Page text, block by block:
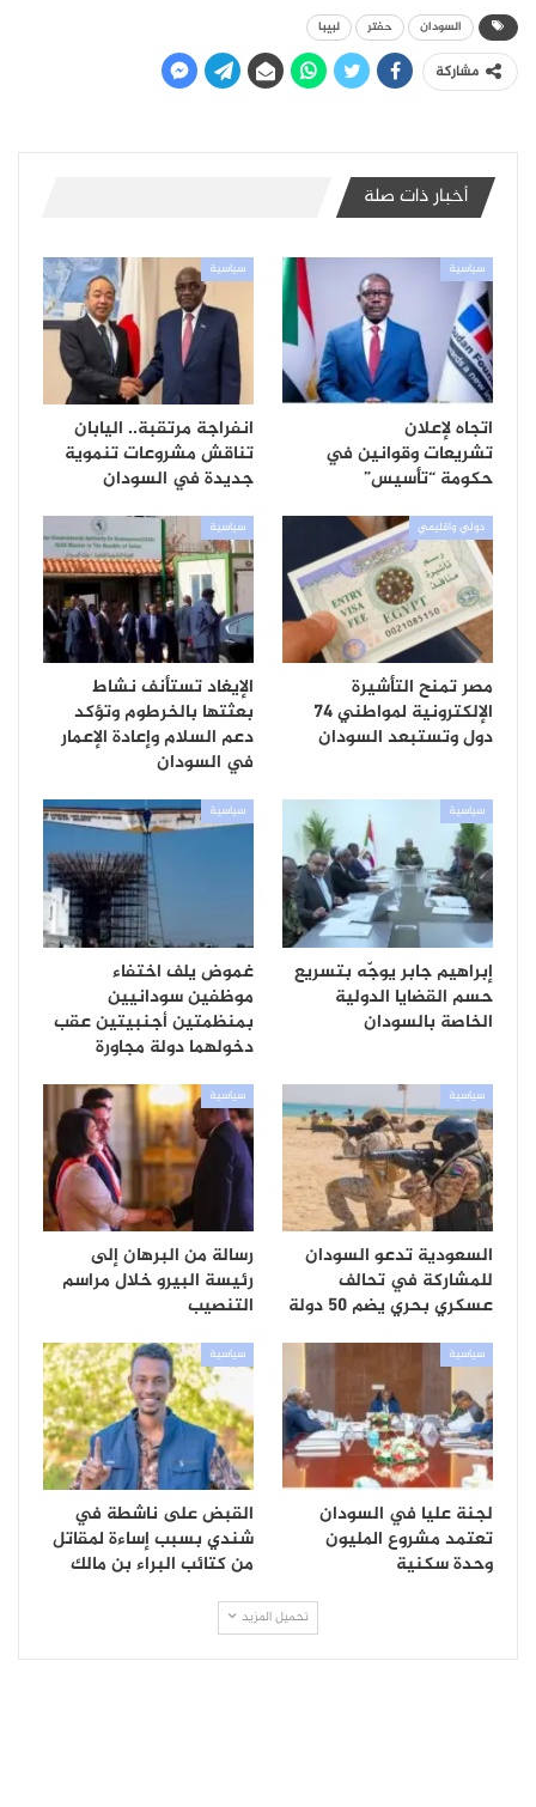
السودان حفتر لبيبا
مشاركة
أخبار ذات صلة
سياسية
اتجاه لإعلان
تشريعات وقوانين في
حكومة “تأسيس”
سياسية
انفراجة مرتقبة.. اليابان
تناقش مشروعات تنموية
جديدة في السودان
دولي واقليمي
مصر تمنح التأشيرة
الإلكترونية لمواطني 74
دول وتستبعد السودان
سياسية
الإيغاد تستأنف نشاط
بعثتها بالخرطوم وتؤكد
دعم السلام وإعادة الإعمار
في السودان
سياسية
إبراهيم جابر يوجّه بتسريع
حسم القضايا الدولية
الخاصة بالسودان
سياسية
غموض يلف اختفاء
موظفين سودانيين
بمنظمتين أجنبيتين عقب
دخولهما دولة مجاورة
سياسية
السعودية تدعو السودان
للمشاركة في تحالف
عسكري بحري يضم 50 دولة
سياسية
رسالة من البرهان إلى
رئيسة البيرو خلال مراسم
التنصيب
سياسية
لجنة عليا في السودان
تعتمد مشروع المليون
وحدة سكنية
سياسية
القبض على ناشطة في
شندي بسبب إساءة لمقاتل
من كتائب البراء بن مالك
تحميل المزيد